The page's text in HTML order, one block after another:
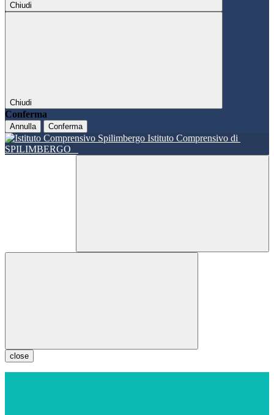
Chiudi
Chiudi
Conferma
Annulla Conferma
Istituto Comprensivo di
SPILIMBERGO
close